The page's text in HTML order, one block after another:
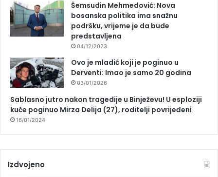
Šemsudin Mehmedović: Nova
bosanska politika ima snažnu
podršku, vrijeme je da bude
predstavljena
04/12/2023
Ovo je mladić koji je poginuo u
Derventi: Imao je samo 20 godina
03/01/2026
Sablasno jutro nakon tragedije u Binježevu! U esploziji
kuće poginuo Mirza Delija (27), roditelji povrijeđeni
16/01/2024
Izdvojeno